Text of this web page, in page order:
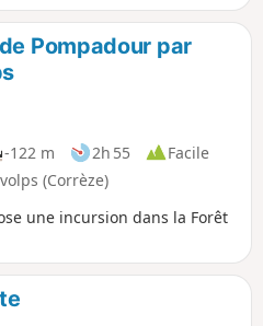
Pompadour par
-122 m 2h 55
Facile
(Corrèze)
une incursion dans la Forêt